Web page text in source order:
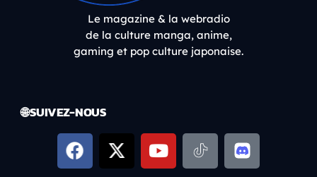
Le magazine & la webradio
de la culture manga, anime,
gaming et pop culture japonaise.
🌐 SUIVEZ-NOUS